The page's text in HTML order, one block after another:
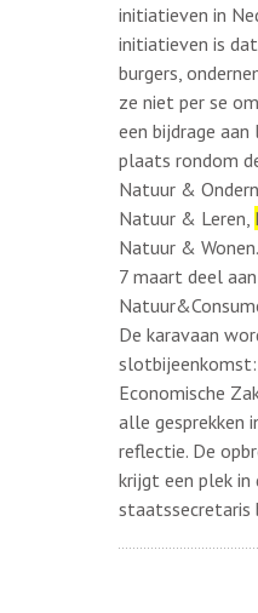
initiatieven in
initiatieven is
burgers,
ze niet per se
een bijdrage aan
plaats rondom
Natuur &
Natuur & Leren,
Natuur &
7 maart deel
De karavaan
Economische
alle gesprekken
reflectie. De
krijgt een plek in
staatssecretaris